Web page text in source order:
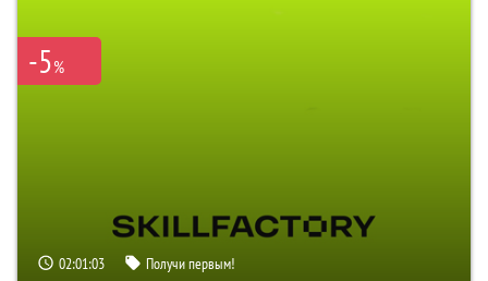
-5%
02:01:02 Получи первым!